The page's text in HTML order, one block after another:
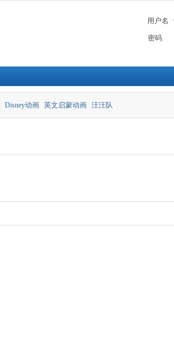
用户名
密码
Disney动画 英文启蒙动画 汪汪队